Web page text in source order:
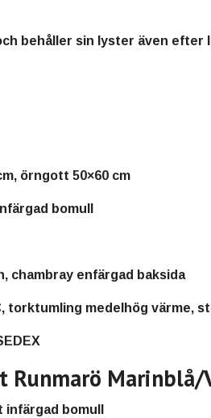
behåller sin lyster även efter
örngott 50×60 cm
bomull
chambray enfärgad baksida
torktumling medelhög värme,
Runmarö
bomull